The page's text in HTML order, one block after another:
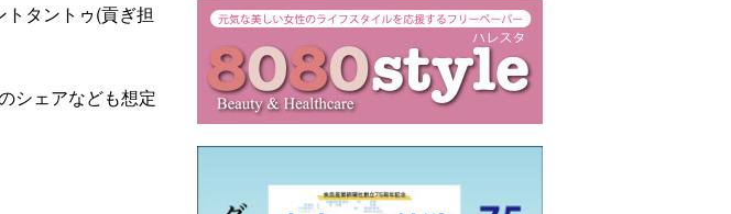
タントゥ(貢ぎ担
シェアなども想定